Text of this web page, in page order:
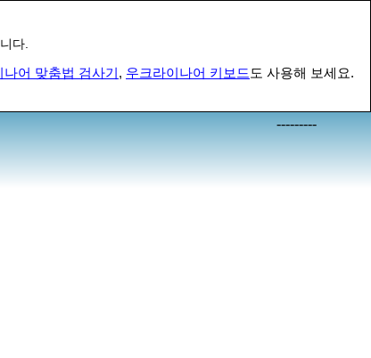
다.
나어 맞춤법 검사기, 우크라이나어 키보드 도 사용해 보세요.